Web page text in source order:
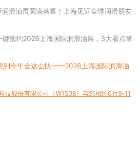
滑油展圆满落幕！上海见证全球润滑朋友
键预约2026上海国际润滑油展，3大看点掌
到今年会这么快——2026上海国际润滑油
技股份有限公司（W1S08）与您相约6月9-11